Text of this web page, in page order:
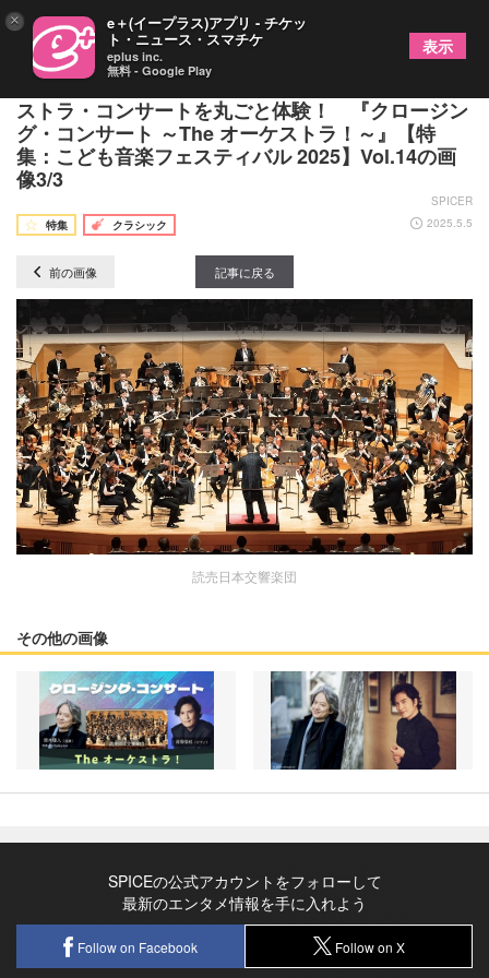
鈴木優人×清塚信也×読売日本交響楽団によるオーケ
ストラ・コンサートを丸ごと体験！ 『クロージン
グ・コンサート ～The オーケストラ！～』【特
集：こども音楽フェスティバル 2025】Vol.14の画
像3/3
SPICER
特集
クラシック 2025.5.5
前の画像 記事に戻る
読売日本交響楽団
その他の画像
SPICEの公式アカウントをフォローして
最新のエンタメ情報を手に入れよう
Follow on Facebook Follow on X
× e＋(イープラス)アプリ - チケッ
ト・ニュース・スマチケ
eplus inc.
無料 - Google Play
表示